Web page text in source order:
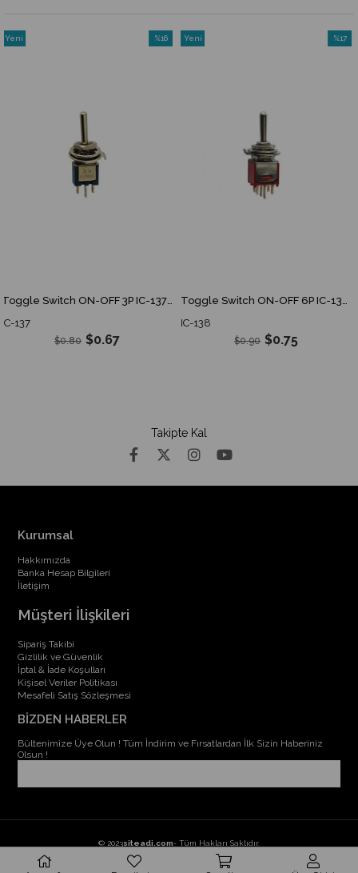
Toggle Switch ON-OFF 3P IC-137 IC 137 IC137
$0.67
$0.80
Toggle Switch ON-OFF 6P IC-138 IC 138 IC138
IC-138
$0.75
$0.90
Yeni
Yeni
Takipte Kal
Kurumsal
Hakkımızda
Banka Hesap Bilgileri
İletişim
Müşteri İlişkileri
Sipariş Takibi
Gizlilik ve Güvenlik
İptal & İade Koşulları
Kişisel Veriler Politikası
Mesafeli Satış Sözleşmesi
BİZDEN HABERLER
Bültenimize Üye Olun ! Tüm İndirim ve Fırsatlardan İlk Sizin Haberiniz
Olsun !
© 2023siteadi.com- Tüm Hakları Saklıdır.